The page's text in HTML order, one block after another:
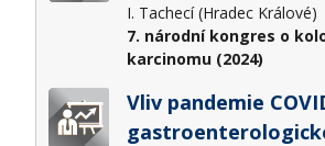
I. Tachecí (Hradec Králové)
7. národní kongres o
karcinomu (2024)
Vliv pandemie